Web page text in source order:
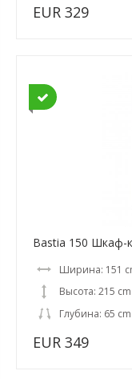
EUR 329
Bastia 150 Шкаф-
Ширина: 151
Высота: 215 cm
Глубина: 65 cm
EUR 349